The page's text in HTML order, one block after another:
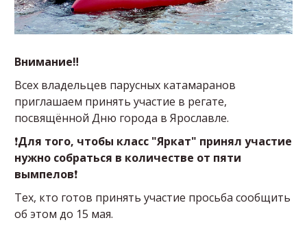
Внимание‼
Всех владельцев парусных катамаранов
приглашаем принять участие в регате,
посвящённой Дню города в Ярославле.
❗Для того, чтобы класс "Яркат" принял участие
нужно собраться в количестве от пяти
вымпелов❗
Тех, кто готов принять участие просьба сообщить
об этом до 15 мая.